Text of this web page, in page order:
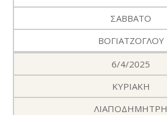
ΣΑΒΒΑΤΟ
ΒΟΓΙΑΤΖΟΓΛΟΥ
6/4/2025
ΚΥΡΙΑΚΗ
ΛΙΑΠΟΔΗΜΗΤΡΗ